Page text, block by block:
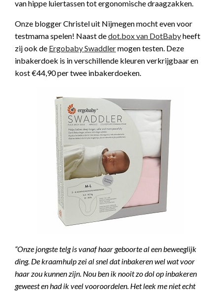
van hippe luiertassen tot ergonomische draagzakken.
Onze blogger Christel uit Nijmegen mocht even voor
testmama spelen! Naast dedot.box van DotBabyheeft
zij ook de Ergobaby Swaddlermogen testen. Deze
inbakerdoek is in verschillende kleuren verkrijgbaar en
kost €44,90 per twee inbakerdoeken.
“Onze jongste telg is vanaf haar geboorte al een beweeglijk
ding. De kraamhulp zei al snel dat inbakeren wel wat voor
haar zou kunnen zijn. Nou ben ik nooit zo dol op inbakeren
geweest en had ik veel vooroordelen. Het leek me niet echt